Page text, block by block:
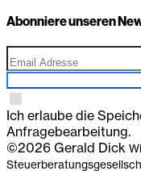
Abonniere unseren
Ich erlaube die
Anfragebearbeitung.
©2026 Gerald Dick